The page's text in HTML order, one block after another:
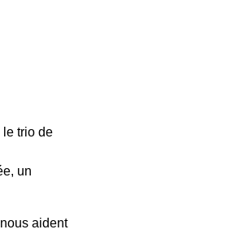
le trio de
un
aident